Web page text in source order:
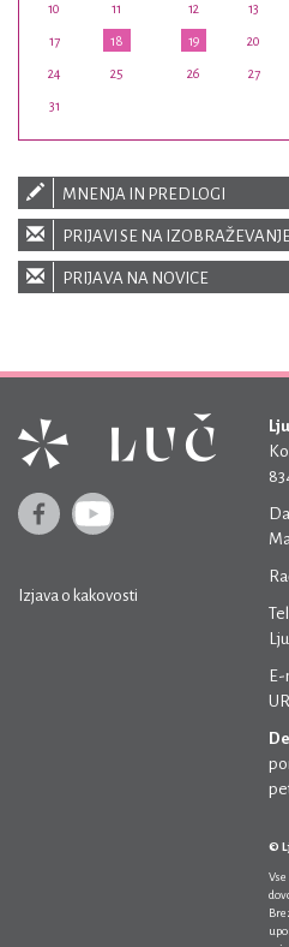
10 11 12 13
17 18 19 20
24 25 26 27
31
MNENJA IN PREDLOGI
PRIJAVI SE NA
PRIJAVA NA NOVICE
Izjava o kakovosti
©